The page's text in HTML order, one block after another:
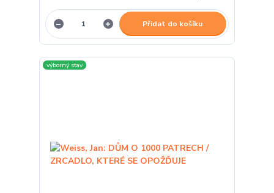
Přidat do košíku
výborný stav